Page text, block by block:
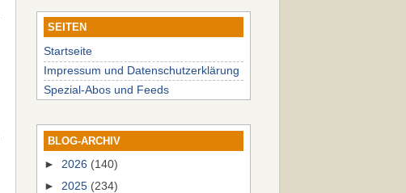
SEITEN
Startseite
Impressum und Datenschutzerklärung
Spezial-Abos und Feeds
BLOG-ARCHIV
► 2026 (140)
► 2025 (234)